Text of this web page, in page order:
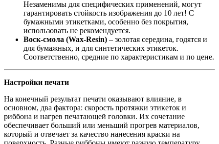
Незаменимы для специфических применений, могут
гарантировать стойкость изображения до 10 лет! С
бумажными этикетками, особенно без покрытия,
использовать не рекомендуется.
Воск-смола (Wax-Resin) – золотая середина, годятся и
для бумажных, и для синтетических этикеток.
Соответственно, средние по характеристикам и по цене.
Настройки печати
На конечный результат печати оказывают влияние, в
основном, два фактора: скорость протяжки этикеток и
риббона и нагрев печатающей головки. Их сочетание
обеспечивает больший или меньший прогрев материалов,
который и отвечает за качество нанесения краски на